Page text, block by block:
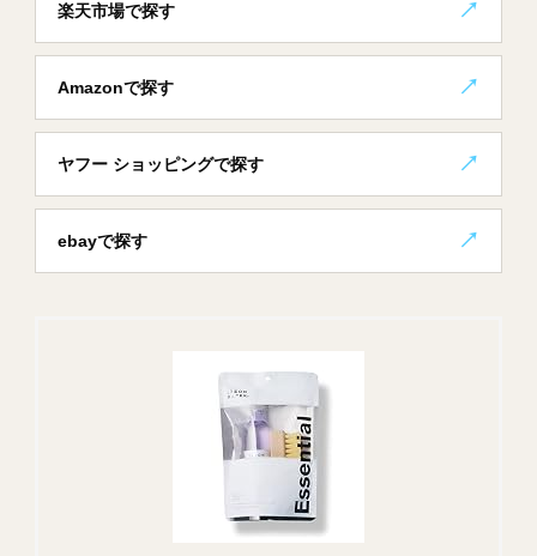
楽天市場で探す
Amazonで探す
ヤフー ショッピングで探す
ebayで探す